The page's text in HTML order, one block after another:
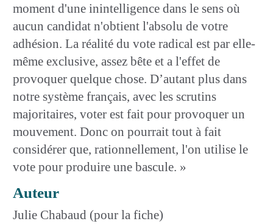
moment d'une inintelligence dans le sens où
aucun candidat n'obtient l'absolu de votre
adhésion. La réalité du vote radical est par elle-
même exclusive, assez bête et a l'effet de
provoquer quelque chose. D’autant plus dans
notre système français, avec les scrutins
majoritaires, voter est fait pour provoquer un
mouvement. Donc on pourrait tout à fait
considérer que, rationnellement, l'on utilise le
vote pour produire une bascule. »
Auteur
Julie Chabaud (pour la fiche)